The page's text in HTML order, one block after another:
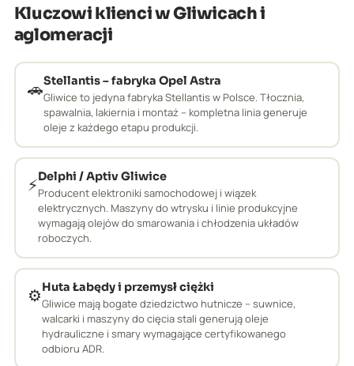
Kluczowi klienci w Gliwicach i
aglomeracji
🚗Stellantis – fabryka Opel Astra
Gliwice to jedyna fabryka Stellantis w Polsce. Tłocznia,
spawalnia, lakiernia i montaż – kompletna linia generuje
oleje z każdego etapu produkcji.
⚡Delphi / Aptiv Gliwice
Producent elektroniki samochodowej i wiązek
elektrycznych. Maszyny do wtrysku i linie produkcyjne
wymagają olejów do smarowania i chłodzenia układów
roboczych.
⚙️Huta Łabędy i przemysł ciężki
Gliwice mają bogate dziedzictwo hutnicze – suwnice,
walcarki i maszyny do cięcia stali generują oleje
hydrauliczne i smary wymagające certyfikowanego
odbioru ADR.